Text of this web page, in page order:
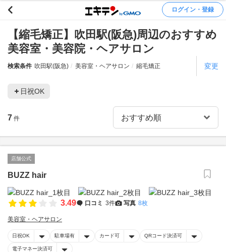
ログイン・登録
【縮毛矯正】吹田駅(阪急)周辺のおすすめ
美容室・美容院・ヘアサロン
検索条件 吹田駅(阪急) 美容室・ヘアサロン 縮毛矯正 変更
日祝OK
7 件
店舗公式
BUZZ hair
3.49 口コミ 3件 写真 8枚
美容室・ヘアサロン
日祝OK 駐車場有 カード可 QRコード決済可
電子マネー決済可